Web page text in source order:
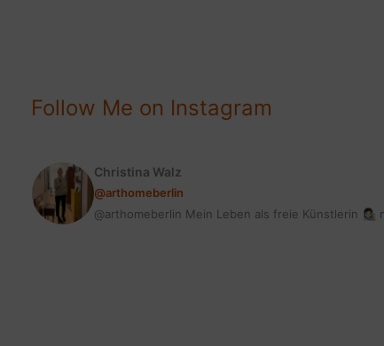
FÜR
Follow Me on Instagram
Christina Walz
@arthomeberlin
@arthomeberlin Mein Leben als freie Künstlerin